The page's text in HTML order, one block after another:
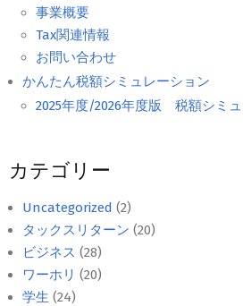
事業概要
Tax関連情報
お問い合わせ
かんたん税額シミュレーション
2025年度/2026年度版 税額シミ
カテゴリー
Uncategorized (2)
タックスリターン (20)
ビジネス (28)
ワーホリ (20)
学生 (24)